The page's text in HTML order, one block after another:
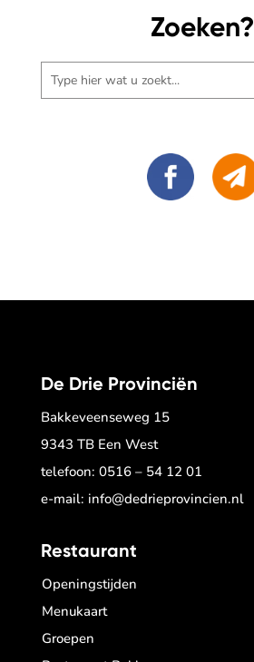
Zoeken?
De Drie Provinciën
Bakkeveenseweg 15
9343 TB Een West
telefoon: 0516 – 54 12 01
e-mail: info@dedrieprovincien.nl
Restaurant
Openingstijden
Menukaart
Groepen